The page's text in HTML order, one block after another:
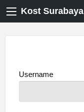
Kost Surabaya
Username